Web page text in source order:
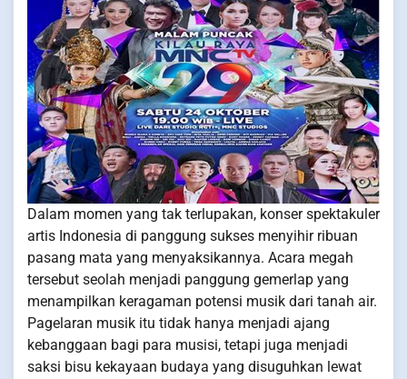
Dalam momen yang tak terlupakan, konser spektakuler
artis Indonesia di panggung sukses menyihir ribuan
pasang mata yang menyaksikannya. Acara megah
tersebut seolah menjadi panggung gemerlap yang
menampilkan keragaman potensi musik dari tanah air.
Pagelaran musik itu tidak hanya menjadi ajang
kebanggaan bagi para musisi, tetapi juga menjadi
saksi bisu kekayaan budaya yang disuguhkan lewat